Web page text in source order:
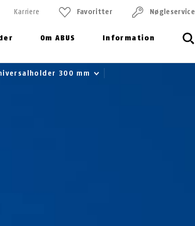
Om ABUS Information
Karriere Favoritter Nøgleservice
300 mm